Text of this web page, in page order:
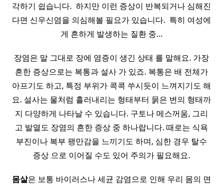
각하기 쉽습니다. ​ 하지만 이런 증상이 반복되거나 심해진
다면 신우신염을 의심해볼 필요가 있습니다. ​ 특히 여성에
게 흔하게 발생하는 질환 중…
장염은 말 그대로 장에 염증이 생긴 상태 를 말해요. 가장
흔한 증상으로는 복통과 설사 가 있죠. 복통은 배 전체가
아프기도 하고, 특정 부위가 콕콕 쑤시듯이 느껴지기도 해
요. 설사는 물처럼 흘러내리는 형태부터 묽은 변의 형태까
지 다양하게 나타날 수 있습니다. 구토나 메스꺼움, 그리
고 발열도 장염의 흔한 증상 중 하나랍니다. 때로는 식욕
부진이나 복부 팽만감을 느끼기도 하며, 심한 경우 탈수
증상 으로 이어질 수도 있어 주의가 필요해요.
몸살은 보통 바이러스나 세균 감염으로 인해 우리 몸의 면